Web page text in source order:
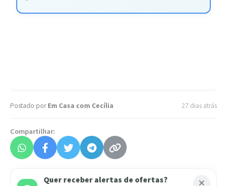
Postado porEm Casa com Cecília 27 dias atrás
Compartilhar:
Quer receber alertas de ofertas?